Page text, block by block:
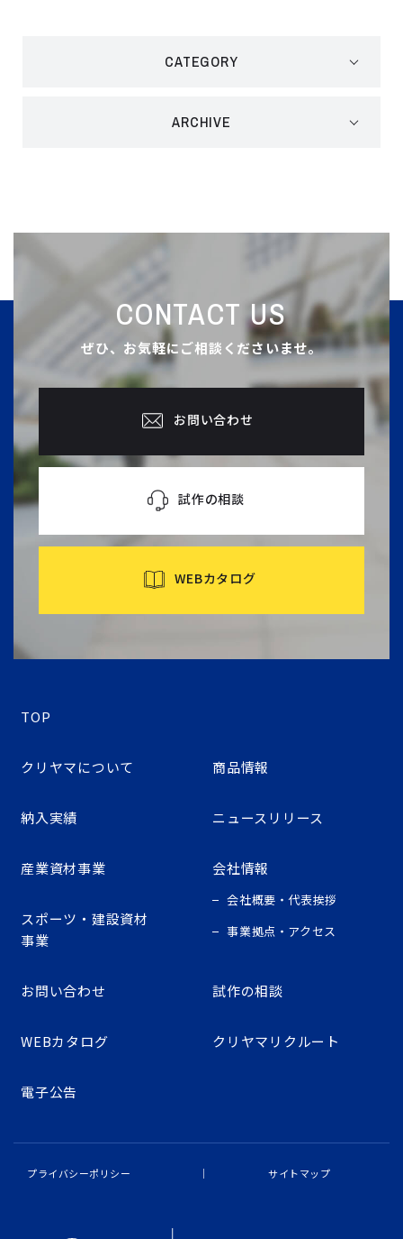
CATEGORY
ARCHIVE
CONTACT US
ぜひ、お気軽にご相談くださいませ。
お問い合わせ
試作の相談
WEBカタログ
TOP
クリヤマについて 商品情報
納入実績 ニュースリリース
産業資材事業
スポーツ・建設資材
事業
会社情報
会社概要・代表挨拶
事業拠点・アクセス
お問い合わせ 試作の相談
WEBカタログ クリヤマリクルート
電子公告
プライバシーポリシー サイトマップ